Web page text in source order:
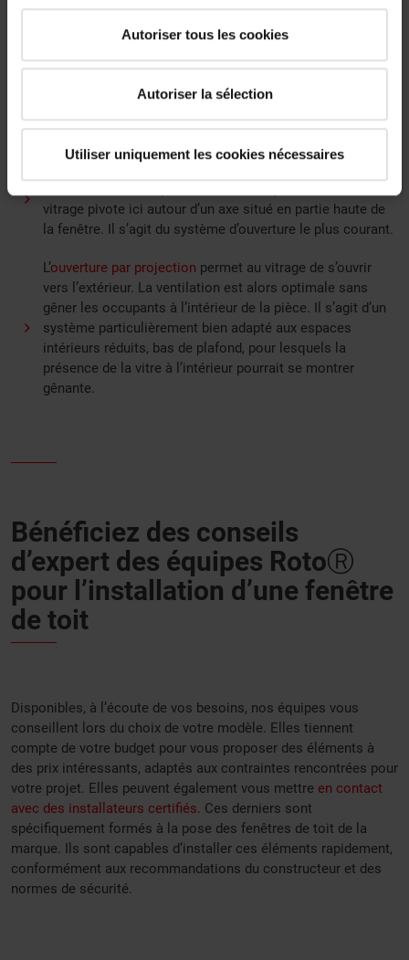
Autoriser tous les cookies
Autoriser la sélection
Utiliser uniquement les cookies nécessaires
mesure, selon vos contraintes. Il est également possible
d’associer différentes ouvertures en duo ou en trio pour obtenir
Les fenêtres de toit s’accompagnent, par ailleurs, de différents
systèmes d’ouverture :
vitrage pivote ici autour d’un axe situé en partie haute de
la fenêtre. Il s’agit du système d’ouverture le plus courant.
L’ouverture par projection permet au vitrage de s’ouvrir
vers l’extérieur. La ventilation est alors optimale sans
gêner les occupants à l’intérieur de la pièce. Il s’agit d’un
système particulièrement bien adapté aux espaces
intérieurs réduits, bas de plafond, pour lesquels la
présence de la vitre à l’intérieur pourrait se montrer
gênante.
Bénéficiez des conseils
d’expert des équipes RotoⓇ
pour l’installation d’une fenêtre
de toit
Disponibles, à l’écoute de vos besoins, nos équipes vous
conseillent lors du choix de votre modèle. Elles tiennent
compte de votre budget pour vous proposer des éléments à
des prix intéressants, adaptés aux contraintes rencontrées pour
votre projet. Elles peuvent également vous mettre en contact
avec des installateurs certifiés. Ces derniers sont
spécifiquement formés à la pose des fenêtres de toit de la
marque. Ils sont capables d’installer ces éléments rapidement,
conformément aux recommandations du constructeur et des
normes de sécurité.